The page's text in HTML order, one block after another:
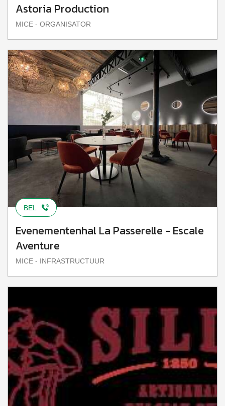
Astoria Production
MICE - ORGANISATOR
BEL
Evenementenhal La Passerelle - Escale
Aventure
MICE - INFRASTRUCTUUR